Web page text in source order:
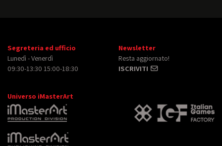
Segreteria ed ufficio
Lunedì - Venerdì
09:30-13:30 15:00-18:30
Newsletter
Resta aggiornato!
ISCRIVITI
Universo iMasterArt